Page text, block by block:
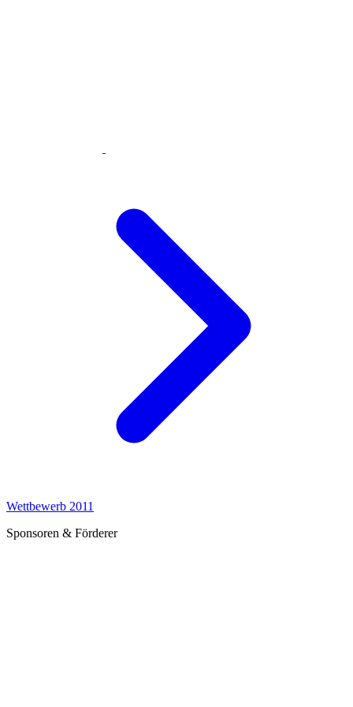
Wettbewerb 2011
Sponsoren & Förderer